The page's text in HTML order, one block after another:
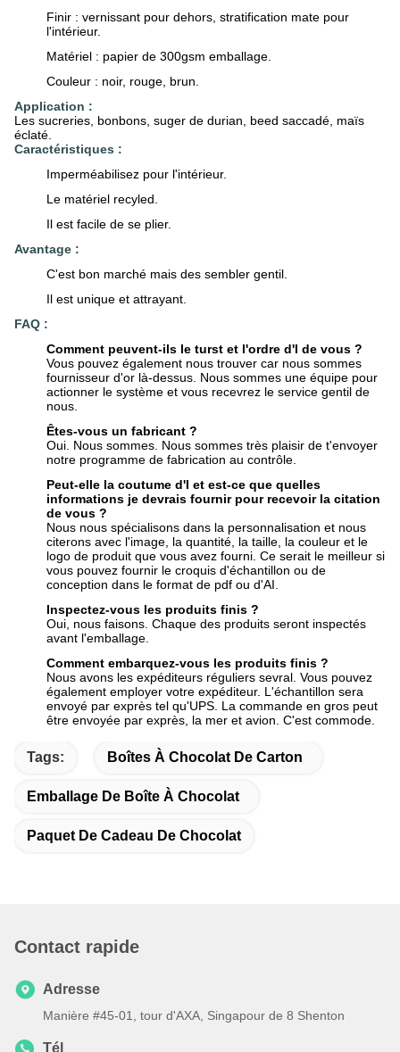
Finir : vernissant pour dehors, stratification mate pour
l'intérieur.
Matériel : papier de 300gsm emballage.
Couleur : noir, rouge, brun.
Application :
Les sucreries, bonbons, suger de durian, beed saccadé, maïs
éclaté.
Caractéristiques :
Imperméabilisez pour l'intérieur.
Le matériel recyled.
Il est facile de se plier.
Avantage :
C'est bon marché mais des sembler gentil.
Il est unique et attrayant.
FAQ :
Comment peuvent-ils le turst et l'ordre d'I de vous ?
Vous pouvez également nous trouver car nous sommes
fournisseur d'or là-dessus. Nous sommes une équipe pour
actionner le système et vous recevrez le service gentil de
nous.
Êtes-vous un fabricant ?
Oui. Nous sommes. Nous sommes très plaisir de t'envoyer
notre programme de fabrication au contrôle.
Peut-elle la coutume d'I et est-ce que quelles
informations je devrais fournir pour recevoir la citation
de vous ?
Nous nous spécialisons dans la personnalisation et nous
citerons avec l'image, la quantité, la taille, la couleur et le
logo de produit que vous avez fourni. Ce serait le meilleur si
vous pouvez fournir le croquis d'échantillon ou de
conception dans le format de pdf ou d'AI.
Inspectez-vous les produits finis ?
Oui, nous faisons. Chaque des produits seront inspectés
avant l'emballage.
Comment embarquez-vous les produits finis ?
Nous avons les expéditeurs réguliers sevral. Vous pouvez
également employer votre expéditeur. L'échantillon sera
envoyé par exprès tel qu'UPS. La commande en gros peut
être envoyée par exprès, la mer et avion. C'est commode.
Tags: Boîtes À Chocolat De Carton
Emballage De Boîte À Chocolat
Paquet De Cadeau De Chocolat
Contact rapide
Adresse
Manière #45-01, tour d'AXA, Singapour de 8 Shenton
Tél